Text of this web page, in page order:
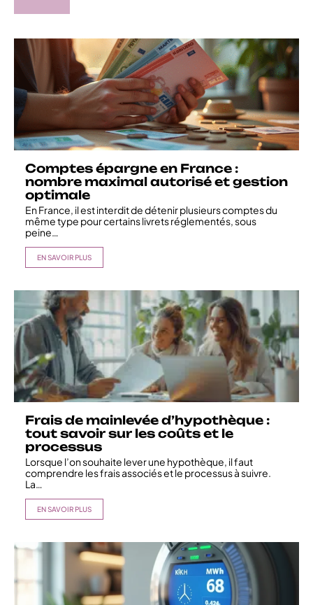
Comptes épargne en France :
nombre maximal autorisé et gestion
optimale
En France, il est interdit de détenir plusieurs comptes du
même type pour certains livrets réglementés, sous
peine
EN SAVOIR PLUS
Frais de mainlevée d’hypothèque :
tout savoir sur les coûts et le
processus
Lorsque l’on souhaite lever une hypothèque, il faut
comprendre les frais associés et le processus à suivre.
La
EN SAVOIR PLUS